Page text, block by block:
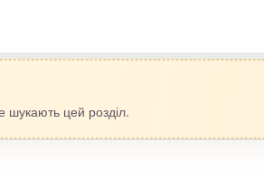
шукають цей розділ.